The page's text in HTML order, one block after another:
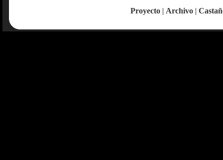
Proyecto | Archivo |